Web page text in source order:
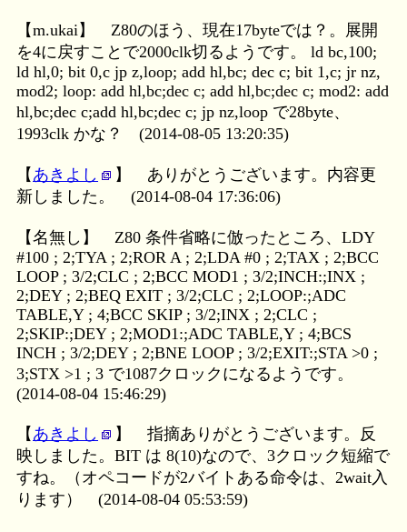
【m.ukai】 Z80のほう、現在17byteでは？。展開
を4に戻すことで2000clk切るようです。 ld bc,100;
ld hl,0; bit 0,c jp z,loop; add hl,bc; dec c; bit 1,c; jr nz,
mod2; loop: add hl,bc;dec c; add hl,bc;dec c; mod2: add
hl,bc;dec c;add hl,bc;dec c; jp nz,loop で28byte、
1993clk かな？
(2014-08-05 13:20:35)
【 あきよし 】 ありがとうございます。内容更
新しました。
(2014-08-04 17:36:06)
【名無し】 Z80 条件省略に倣ったところ、LDY
#100 ; 2;TYA ; 2;ROR A ; 2;LDA #0 ; 2;TAX ; 2;BCC
LOOP ; 3/2;CLC ; 2;BCC MOD1 ; 3/2;INCH:;INX ;
2;DEY ; 2;BEQ EXIT ; 3/2;CLC ; 2;LOOP:;ADC
TABLE,Y ; 4;BCC SKIP ; 3/2;INX ; 2;CLC ;
2;SKIP:;DEY ; 2;MOD1:;ADC TABLE,Y ; 4;BCS
INCH ; 3/2;DEY ; 2;BNE LOOP ; 3/2;EXIT:;STA >0 ;
3;STX >1 ; 3 で1087クロックになるようです。
(2014-08-04 15:46:29)
【 あきよし 】 指摘ありがとうございます。反
映しました。BIT は 8(10)なので、3クロック短縮で
すね。（オペコードが2バイトある命令は、2wait入
ります）
(2014-08-04 05:53:59)